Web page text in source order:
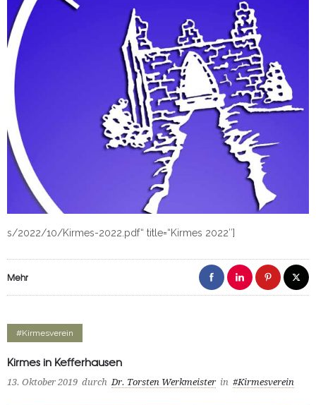
s/2022/10/Kirmes-2022.pdf“ title=“Kirmes 2022″]
Mehr
#Kirmesverein
Kirmes in Kefferhausen
13. Oktober 2019 durch Dr. Torsten Werkmeister in #Kirmesverein